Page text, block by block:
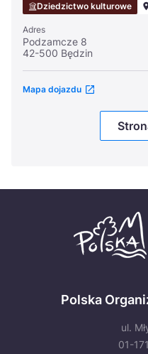
Dziedzictwo kulturowe
Adres
Podzamcze 8
42-500 Będzin
Mapa dojazdu
Polska
ul.
01-